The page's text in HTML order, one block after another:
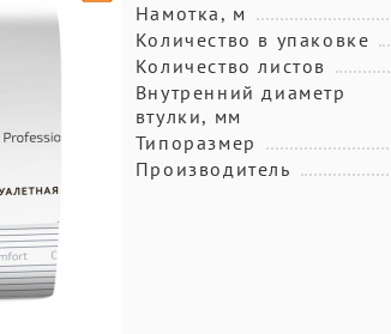
Намотка, м
Количество в упаковке
Количество листов
Внутренний диаметр
втулки, мм
Типоразмер
Производитель